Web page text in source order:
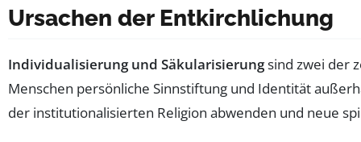
Ursachen der Entkirchlichung
Individualisierung und Säkularisierungsind zwei der
Menschen persönliche Sinnstiftung und Identität
der institutionalisierten Religion abwenden und neue